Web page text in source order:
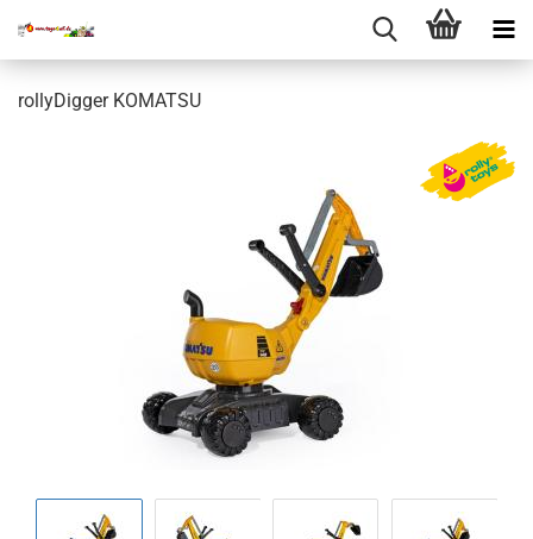
rollyDigger KOMATSU